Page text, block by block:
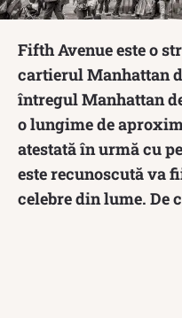
Fifth Avenue este o
cartierul Manhattan
întregul Manhattan
o lungime de
atestată în urmă cu
este recunoscută va
celebre din lume. De